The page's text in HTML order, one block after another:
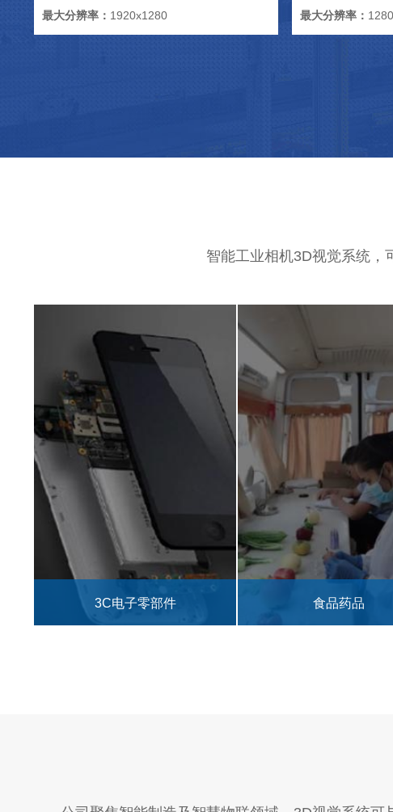
最大分辨率： 1920x1280
最大分辨率：
智能工业相机3D视觉系统，
食品药品 汽车零部件